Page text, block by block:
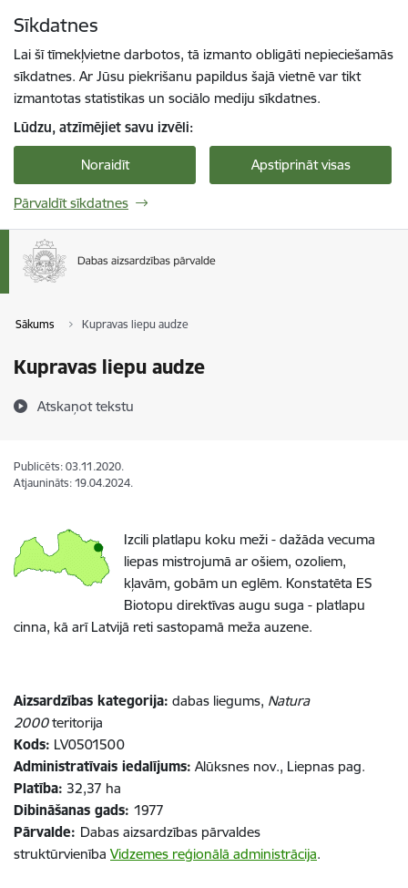
Sīkdatnes
Lai šī tīmekļvietne darbotos, tā izmanto obligāti nepieciešamās
sīkdatnes. Ar Jūsu piekrišanu papildus šajā vietnē var tikt
izmantotas statistikas un sociālo mediju sīkdatnes.
Lūdzu, atzīmējiet savu izvēli:
Noraidīt Apstiprināt visas
Pārvaldīt sīkdatnes
Sākums Kupravas liepu audze
Kupravas liepu audze
Atskaņot tekstu
Publicēts: 03.11.2020.
Atjaunināts: 19.04.2024.
Izcili platlapu koku meži - dažāda vecuma
liepas mistrojumā ar ošiem, ozoliem,
kļavām, gobām un eglēm. Konstatēta ES
Biotopu direktīvas augu suga - platlapu
cinna, kā arī Latvijā reti sastopamā meža auzene.
Aizsardzības kategorija: dabas liegums, Natura
2000teritorija
Kods: LV0501500
Administratīvais iedalījums: Alūksnes nov., Liepnas pag.
Platība: 32,37 ha
Dibināšanas gads: 1977
Pārvalde: Dabas aizsardzības pārvaldes
struktūrvienība Vidzemes reģionālā administrācija.